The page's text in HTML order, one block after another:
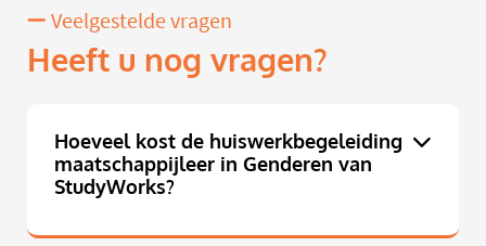
Veelgestelde vragen
Heeft u nog vragen?
Hoeveel kost de huiswerkbegeleiding
maatschappijleer in Genderen van
StudyWorks?